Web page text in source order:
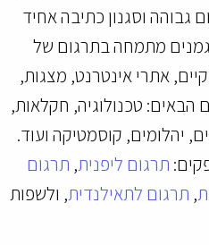
גבוהה וסגנון כתיבה אחיד
מתמחה בתרגום של
אתרי אינטרנט, מצגות,
טכנולוגיה, חקלאות,
יהלומים, קוסמטיקה ועוד.
תרגום ליפנית, תרגום
, תרגום לתאילנדית, ולשפות